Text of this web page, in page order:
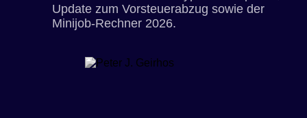
Update zum Vorsteuerabzug sowie der
Minijob-Rechner 2026.